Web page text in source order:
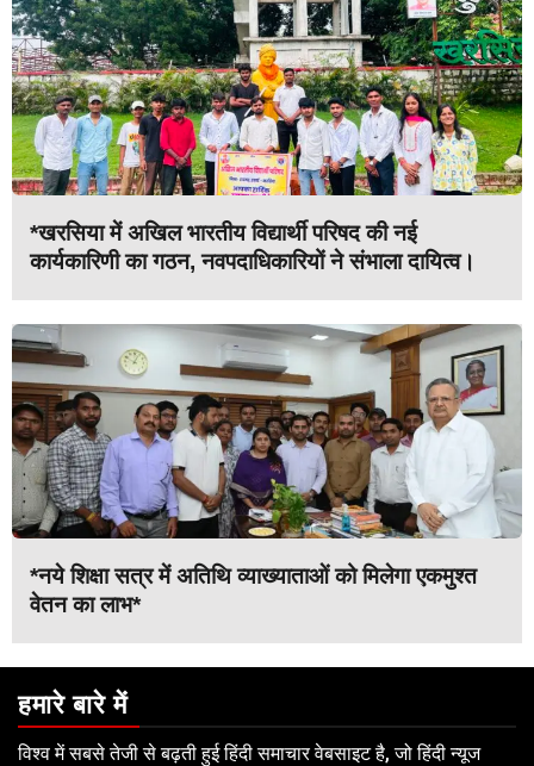
*खरसिया में अखिल भारतीय विद्यार्थी परिषद की नई
कार्यकारिणी का गठन, नवपदाधिकारियों ने संभाला दायित्व।
*नये शिक्षा सत्र में अतिथि व्याख्याताओं को मिलेगा एकमुश्त
वेतन का लाभ*
हमारे बारे में
विश्व में सबसे तेजी से बढ़ती हुई हिंदी समाचार वेबसाइट है, जो हिंदी न्यूज